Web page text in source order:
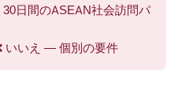
日間のASEAN社会訪問パ
いいえ — 個別の要件